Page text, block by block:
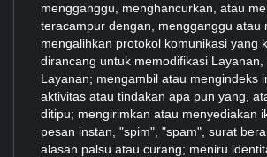
mengganggu, menghancurkan, atau
teracampur dengan, mengganggu
mengalihkan protokol komunikasi yang
dirancang untuk memodifikasi
Layanan; mengambil atau mengindeks
aktivitas atau tindakan apa pun yang,
ditipu; mengirimkan atau menyediakan
pesan instan, "spim", "spam", surat
alasan palsu atau curang; meniru